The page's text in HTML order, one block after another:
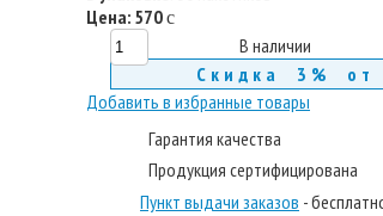
Цена: 570c
В наличии
Скидка 3%
Добавить в избранные товары
Гарантия качества
Продукция сертифицирована
Пункт выдачи заказов -